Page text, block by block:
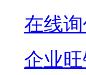
在线
企业